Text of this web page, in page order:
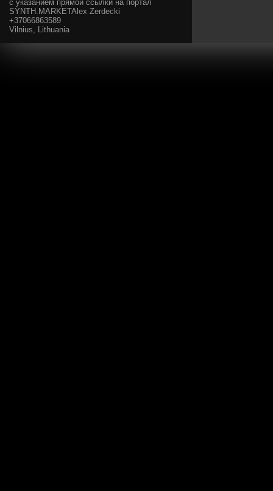
с указанием прямой ссылки на портал
SYNTH.MARKETAlex Zerdecki
+37066863589
Vilnius, Lithuania